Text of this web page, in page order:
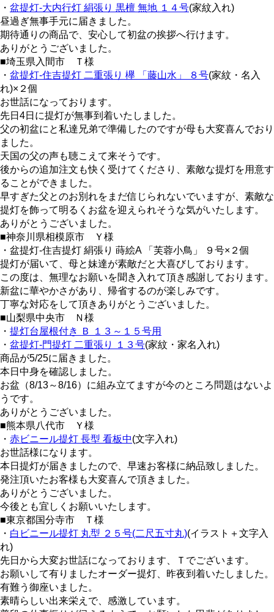
・ 盆提灯-大内行灯 絹張り 黒檀 無地 １４号(家紋入れ)
昼過ぎ無事手元に届きました。
期待通りの商品で、安心して初盆の挨拶へ行けます。
ありがとうございました。
■埼玉県入間市 Ｔ様
・ 盆提灯-住吉提灯 二重張り 欅 「藤山水」 ８号(家紋・名入
れ)×２個
お世話になっております。
先日4日に提灯が無事到着いたしました。
父の初盆にと私達兄弟で準備したのですが母も大変喜んでおり
ました。
天国の父の声も聴こえて来そうです。
後からの追加注文も快く受けてくださり、素敵な提灯を用意す
ることができました。
早すぎた父とのお別れをまだ信じられないでいますが、素敵な
提灯を飾って明るくお盆を迎えられそうな気がいたします。
ありがとうございました。
■神奈川県相模原市 Ｙ様
・盆提灯-住吉提灯 絹張り 蒔絵A 「芙蓉小鳥」 ９号×２個
提灯が届いて、母と妹達が素敵だと大喜びしております。
この度は、無理なお願いを聞き入れて頂き感謝しております。
新盆に華やかさがあり、帰省するのが楽しみです。
丁寧な対応をして頂きありがとうございました。
■山梨県中央市 Ｎ様
・ 提灯台屋根付き Ｂ １３～１５号用
・ 盆提灯-門提灯 二重張り １３号(家紋・家名入れ)
商品が5/25に届きました。
本日中身を確認しました。
お盆（8/13～8/16）に組み立てますが今のところ問題はないよ
うです。
ありがとうございました。
■熊本県八代市 Ｙ様
・ 赤ビニール提灯 長型 看板中(文字入れ)
お世話様になります。
本日提灯が届きましたので、早速お客様に納品致しました。
発注頂いたお客様も大変喜んで頂きました。
ありがとうございました。
今後とも宜しくお願いいたします。
■東京都国分寺市 Ｔ様
・ 白ビニール提灯 丸型 ２５号(二尺五寸丸)(イラスト＋文字入
れ)
先日から大変お世話になっております、Ｔでございます。
お願いして有りましたオーダー提灯、昨夜到着いたしました。
有難う御座いました。
素晴らしい出来栄えで、感激しています。